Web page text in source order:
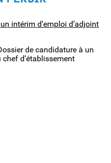
intérim d’emploi d’adjoint
de candidature à un
chef d’établissement